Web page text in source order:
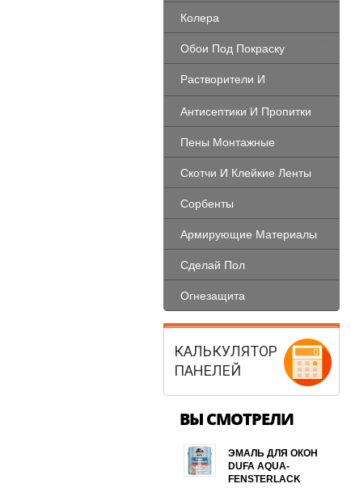
Колера
Обои Под Покраску
Растворители И
Очистители
Антисептики И Пропитки
Пены Монтажные
Скотчи И Клейкие Ленты
Сорбенты
Армирующие Материалы
Сделай Пол
Огнезащита
КАЛЬКУЛЯТОР
ПАНЕЛЕЙ
ВЫ СМОТРЕЛИ
ЭМАЛЬ ДЛЯ ОКОН
DUFA AQUA-
FENSTERLACK